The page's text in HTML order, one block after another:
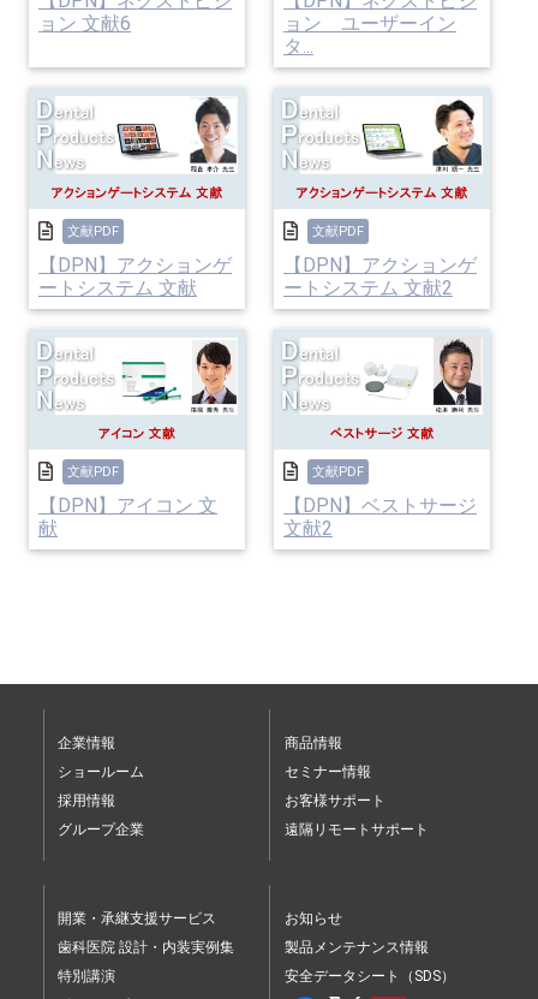
ョン 文献6
ョン ユーザーイン
タ...
文献PDF
【DPN】アクションゲ
ートシステム 文献
文献PDF
【DPN】アクションゲ
ートシステム 文献2
文献PDF
【DPN】アイコン 文
献
文献PDF
【DPN】ベストサージ
文献2
企業情報
ショールーム
採用情報
グループ企業
商品情報
セミナー情報
お客様サポート
遠隔リモートサポート
開業・承継支援サービス
歯科医院 設計・内装実例集
特別講演
お知らせ
製品メンテナンス情報
安全データシート（SDS）